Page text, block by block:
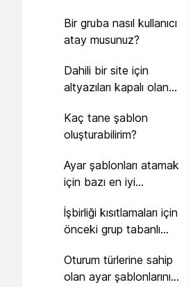
Bir gruba nasıl kullanıcı
atay musunuz?
Dahili bir site için
altyazıları kapalı olan
oluştururum ve
ardından bunu bir
Kaç tane şablon
oluşturabilirim?
Ayar şablonları atamak
için bazı en iyi
İşbirliği kısıtlamaları için
önceki grup tabanlı
Bunlar otomatik olarak
geçirilir mi?
Oturum türlerine sahip
olan ayar şablonlarını